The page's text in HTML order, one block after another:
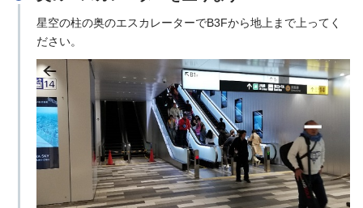
星空の柱の奥のエスカレーターでB3Fから地上まで上ってく
ださい。